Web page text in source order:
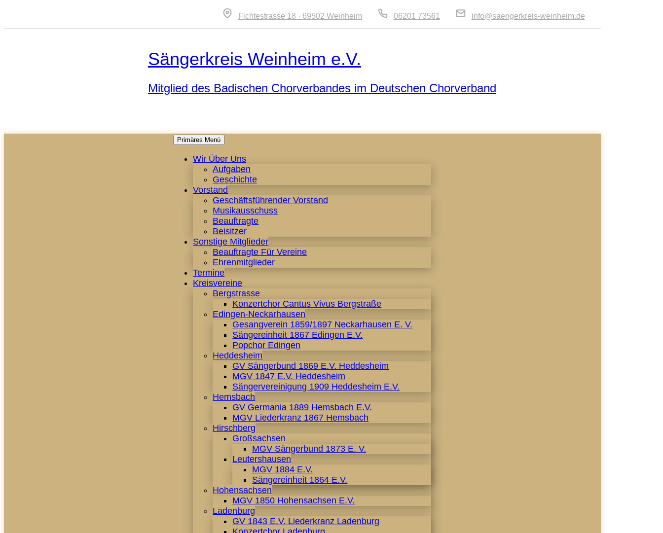
Fichtestrasse 18 · 69502 Weinheim 06201 73561 info@saengerkreis-weinheim.de
Sängerkreis Weinheim e.V.
Mitglied des Badischen Chorverbandes im Deutschen Chorverband
Primäres Menü Zum
springen
Wir Über Uns
Aufgaben
Geschichte
Vorstand
Geschäftsführender Vorstand
Musikausschuss
Beauftragte
Beisitzer
Sonstige Mitglieder
Beauftragte Für Vereine
Ehrenmitglieder
Termine
Kreisvereine
Bergstrasse
Konzertchor Cantus Vivus Bergstraße
Edingen-Neckarhausen
Gesangverein 1859/1897 Neckarhausen E. V.
Sängereinheit 1867 Edingen E.V.
Popchor Edingen
Heddesheim
GV Sängerbund 1869 E.V. Heddesheim
MGV 1847 E.V. Heddesheim
Sängervereinigung 1909 Heddesheim E.V.
Hemsbach
GV Germania 1889 Hemsbach E.V.
MGV Liederkranz 1867 Hemsbach
Hirschberg
Großsachsen
MGV Sängerbund 1873 E. V.
Leutershausen
MGV 1884 E.V.
Sängereinheit 1864 E.V.
Hohensachsen
MGV 1850 Hohensachsen E.V.
Ladenburg
GV 1843 E.V. Liederkranz Ladenburg